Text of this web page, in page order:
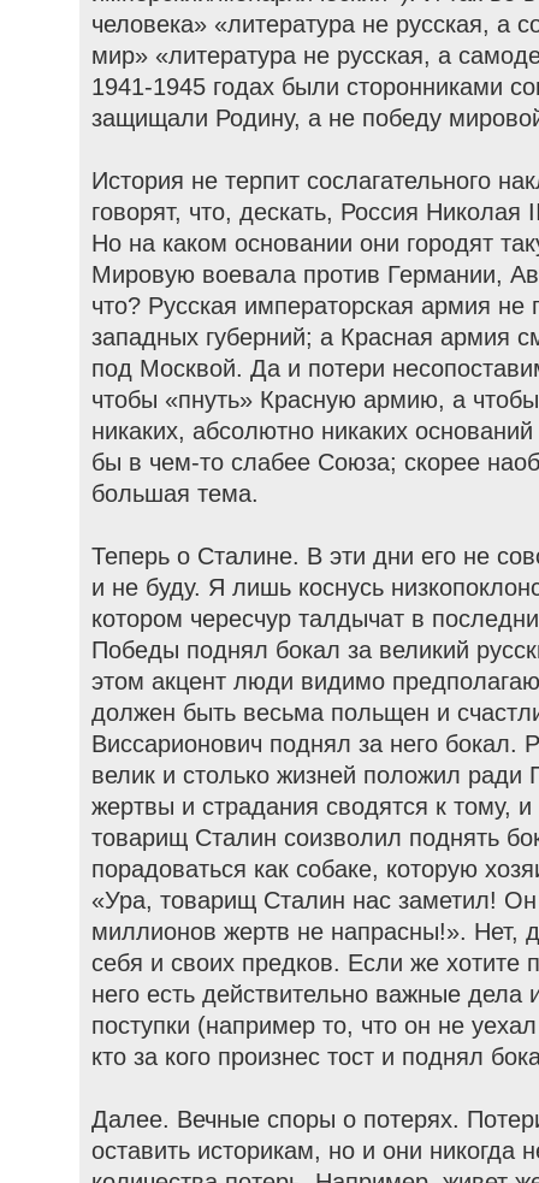
человека» «литература не русская, а
мир» «литература не русская, а
1941-1945 годах были сторонниками
защищали Родину, а не победу
История не терпит сослагательного
говорят, что, дескать, Россия Николая
Но на каком основании они городят
Мировую воевала против Германии,
что? Русская императорская армия
западных губерний; а Красная армия
под Москвой. Да и потери
чтобы «пнуть» Красную армию, а
никаких, абсолютно никаких
бы в чем-то слабее Союза; скорее
большая тема.
Теперь о Сталине. В эти дни его не
и не буду. Я лишь коснусь
котором чересчур талдычат в
Победы поднял бокал за великий
этом акцент люди видимо
должен быть весьма польщен и
Виссарионович поднял за него бокал.
велик и столько жизней положил
жертвы и страдания сводятся к тому,
товарищ Сталин соизволил поднять
порадоваться как собаке, которую
«Ура, товарищ Сталин нас заметил!
миллионов жертв не напрасны!». Нет,
себя и своих предков. Если же хотите
него есть действительно важные дела
поступки (например то, что он не
кто за кого произнес тост и поднял
Далее. Вечные споры о потерях.
оставить историкам, но и они никогда